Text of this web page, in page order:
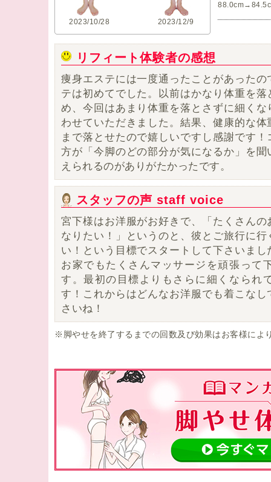
2023/10/28 2023/12/9
リフィート体験者の感想
痩身エステには一度通ったことがあった
テは初めてでした。以前はかなり体重を
め、今回はあまり体重を落とさずに細く
わせていただきました。結果、 健康的な体
まで落とせたので嬉しいですし感謝です
方が「今脚のどの部分が気になるか」を
えられるのがありがたかったです。
スタッフの声 staff voice
宮下様はお洋服がお好きで、「たくさん
なりたい！」というのと、彼とご旅行に
い！という目標でスタートして下さいま
お家でもたくさんマッサージを頑張って
す。最初の目標よりもさらに細くなられ
す！これからはどんなお洋服でも着こな
さいね！
※脚やせを終了するまでの回数及び効果はお客様によ